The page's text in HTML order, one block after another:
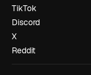
TikTok
Discord
X
Reddit